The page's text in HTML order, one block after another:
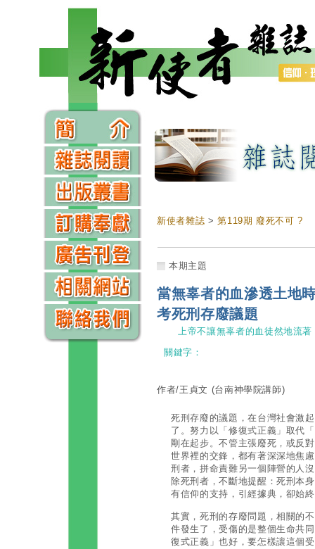
新使者雜誌 >第119期 廢死不可 ?
本期主題
當無辜者的血滲透土地
考死刑存廢議題
上帝不讓無辜者的血徒然地流
關鍵字：
作者/王貞文 (台南神學院講師)
死刑存廢的議題，在台灣社會激
了。努力以「修復式正義」取代
剛在起步。不管主張廢死，或反
世界裡的交鋒，都有著深深地焦
刑者，拼命責難另一個陣營的人
除死刑者，不斷地提醒：死刑本
有信仰的支持，引經據典，卻始
其實，死刑的存廢問題，相關的
件發生了，受傷的是整個生命共
復式正義」也好，要怎樣讓這個